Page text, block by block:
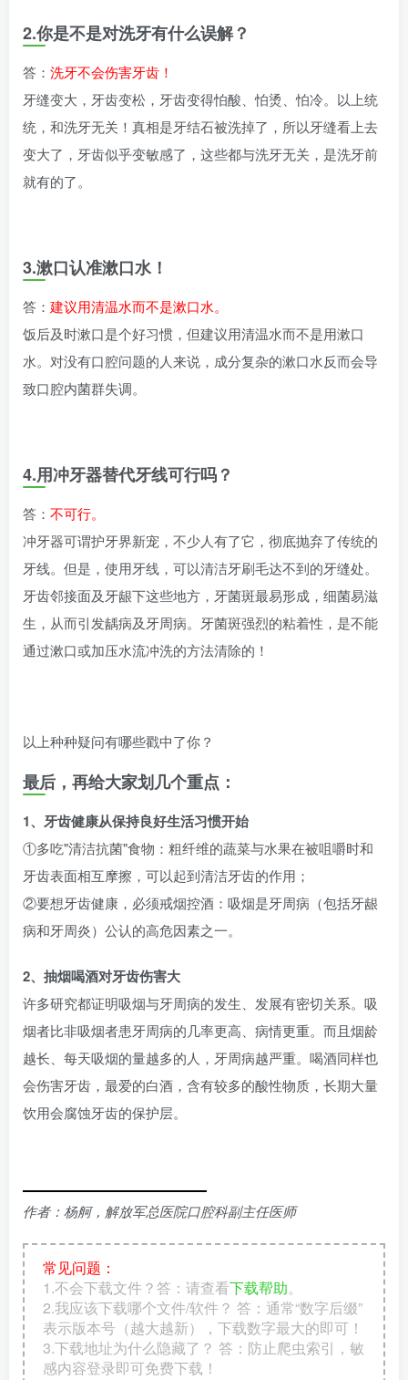
2.你是不是对洗牙有什么误解？
答： 洗牙不会伤害牙齿！
牙缝变大，牙齿变松，牙齿变得怕酸、怕烫、怕冷。以上统
统，和洗牙无关！真相是牙结石被洗掉了，所以牙缝看上去
变大了，牙齿似乎变敏感了，这些都与洗牙无关，是洗牙前
就有的了。
3.漱口认准漱口水！
答： 建议用清温水而不是漱口水。
饭后及时漱口是个好习惯，但建议用清温水而不是用漱口
水。对没有口腔问题的人来说，成分复杂的漱口水反而会导
致口腔内菌群失调。
4.用冲牙器替代牙线可行吗？
答： 不可行。
冲牙器可谓护牙界新宠，不少人有了它，彻底抛弃了传统的
牙线。但是，使用牙线，可以清洁牙刷毛达不到的牙缝处。
牙齿邻接面及牙龈下这些地方，牙菌斑最易形成，细菌易滋
生，从而引发龋病及牙周病。牙菌斑强烈的粘着性，是不能
通过漱口或加压水流冲洗的方法清除的！
以上种种疑问有哪些戳中了你？
最后，再给大家划几个重点：
1、牙齿健康从保持良好生活习惯开始
①多吃"清洁抗菌"食物：粗纤维的蔬菜与水果在被咀嚼时和
牙齿表面相互摩擦，可以起到清洁牙齿的作用；
②要想牙齿健康，必须戒烟控酒：吸烟是牙周病（包括牙龈
病和牙周炎）公认的高危因素之一。
2、抽烟喝酒对牙齿伤害大
许多研究都证明吸烟与牙周病的发生、发展有密切关系。吸
烟者比非吸烟者患牙周病的几率更高、病情更重。而且烟龄
越长、每天吸烟的量越多的人，牙周病越严重。喝酒同样也
会伤害牙齿，最爱的白酒，含有较多的酸性物质，长期大量
饮用会腐蚀牙齿的保护层。
作者：杨舸，解放军总医院口腔科副主任医师
常见问题：
1.不会下载文件？答：请查看下载帮助。
2.我应该下载哪个文件/软件？ 答：通常“数字后缀”
表示版本号（越大越新），下载数字最大的即可！
3.下载地址为什么隐藏了？ 答：防止爬虫索引，敏
感内容登录即可免费下载！